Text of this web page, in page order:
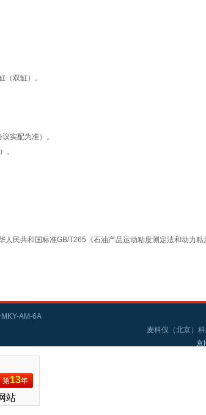
（双缸）。
实配为准）。
。
民共和国标准GB/T265《石油产品运动粘度测定法和动力粘
AM-6A
麦科仪（北京）
京
第13年
站